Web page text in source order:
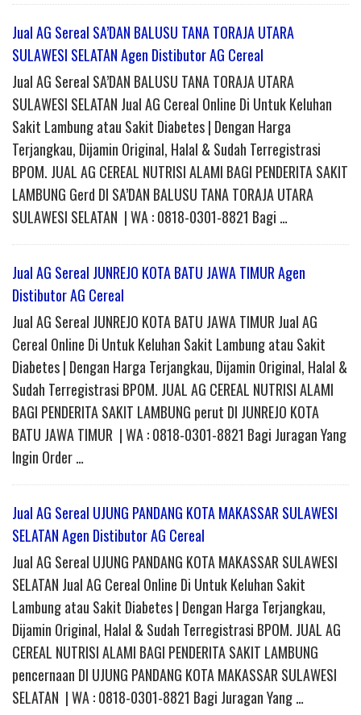
Jual AG Sereal SA’DAN BALUSU TANA TORAJA UTARA
SULAWESI SELATAN Agen Distibutor AG Cereal
Jual AG Sereal SA’DAN BALUSU TANA TORAJA UTARA
SULAWESI SELATAN Jual AG Cereal Online Di Untuk Keluhan
Sakit Lambung atau Sakit Diabetes | Dengan Harga
Terjangkau, Dijamin Original, Halal & Sudah Terregistrasi
BPOM. JUAL AG CEREAL NUTRISI ALAMI BAGI PENDERITA SAKIT
LAMBUNG Gerd DI SA’DAN BALUSU TANA TORAJA UTARA
SULAWESI SELATAN | WA : 0818-0301-8821 Bagi …
Jual AG Sereal JUNREJO KOTA BATU JAWA TIMUR Agen
Distibutor AG Cereal
Jual AG Sereal JUNREJO KOTA BATU JAWA TIMUR Jual AG
Cereal Online Di Untuk Keluhan Sakit Lambung atau Sakit
Diabetes | Dengan Harga Terjangkau, Dijamin Original, Halal &
Sudah Terregistrasi BPOM. JUAL AG CEREAL NUTRISI ALAMI
BAGI PENDERITA SAKIT LAMBUNG perut DI JUNREJO KOTA
BATU JAWA TIMUR | WA : 0818-0301-8821 Bagi Juragan Yang
Ingin Order …
Jual AG Sereal UJUNG PANDANG KOTA MAKASSAR SULAWESI
SELATAN Agen Distibutor AG Cereal
Jual AG Sereal UJUNG PANDANG KOTA MAKASSAR SULAWESI
SELATAN Jual AG Cereal Online Di Untuk Keluhan Sakit
Lambung atau Sakit Diabetes | Dengan Harga Terjangkau,
Dijamin Original, Halal & Sudah Terregistrasi BPOM. JUAL AG
CEREAL NUTRISI ALAMI BAGI PENDERITA SAKIT LAMBUNG
pencernaan DI UJUNG PANDANG KOTA MAKASSAR SULAWESI
SELATAN | WA : 0818-0301-8821 Bagi Juragan Yang …